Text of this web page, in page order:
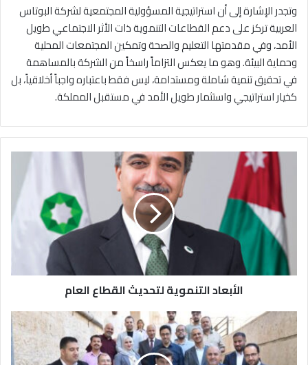
وتجدر الإشارة إلى أن استراتيجية المسؤولية المجتمعية لشركة البوتاس
العربية تركز على دعم القطاعات التنموية ذات الأثر الاجتماعي طويل
الأمد، وفي مقدمتها التعليم والصحة وتمكين المجتمعات المحلية
وحماية البيئة. وهو ما يعكس التزاماً راسخاً من الشركة بالمساهمة
في تحقيق تنمية شاملة ومستدامة، ليس فقط باعتباره واجباً أخلاقياً، بل
كخيار استراتيجي واستثمار طويل الأمد في مستقبل المملكة.
ل
م
و
الأبعاد التنموية لتحديث القطاع العام
"
ح